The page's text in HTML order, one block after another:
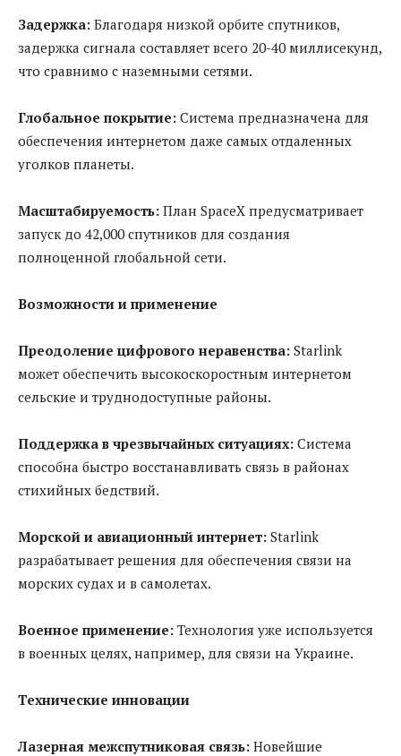
Задержка: Благодаря низкой орбите спутников,
задержка сигнала составляет всего 20-40 миллисекунд,
что сравнимо с наземными сетями.
Глобальное покрытие: Система предназначена для
обеспечения интернетом даже самых отдаленных
уголков планеты.
Масштабируемость: План SpaceX предусматривает
запуск до 42,000 спутников для создания
полноценной глобальной сети.
Возможности и применение
Преодоление цифрового неравенства: Starlink
может обеспечить высокоскоростным интернетом
сельские и труднодоступные районы.
Поддержка в чрезвычайных ситуациях: Система
способна быстро восстанавливать связь в районах
стихийных бедствий.
Морской и авиационный интернет: Starlink
разрабатывает решения для обеспечения связи на
морских судах и в самолетах.
Военное применение: Технология уже используется
в военных целях, например, для связи на Украине.
Технические инновации
Лазерная межспутниковая связь: Новейшие